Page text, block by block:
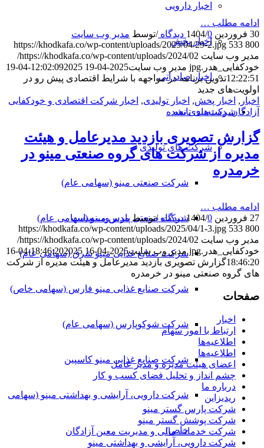
اخبار دارویی
اخبار پخش
اخبار صادراتی
شرکت‌های تابعه
شرکت های تولیدی
شرکت صنعتی مینو (سهامی عام)
شرکت صنعتی پارس مینو (سهامی عام)
شرکت صنایع غذایی مینو شرق (سهامی عام)
شرکت صنایع غذایی مینو فارس (سهامی خاص)
شرکت شوکوپارس (سهامی عام)
شرکت صنایع غذایی مینو کاسپین
شرکت دارویی، آرایشی و بهداشتی مینو (سهامی
خاص)
ادامه مطلب …
30 فروردین 1404
/0 دیدگاه /توسط مدیر وب سایت
https://khodkafa.co/wp-content/uploads/2025/04/29-2.jpg 533 800
مدیر وب سایت
https://khodkafa.co/wp-content/uploads/2024/02/
خودکفایی_هدر.jpg
مدیر وب سایت2025-04-19 12:02:09
2025-04-19
12:22:51تدوین برنامه در مواجهه با شرایط اقتصادی پیش رو ‌در
اولویت‌های جدید
اخبار , اخبار پخش, اخبار تولیدی, اخبار شرکت اقتصادی و خودکفایی
آزادگان,دسته‌بندی نشده
گزارش تصویری بازدید مدیرعامل و هیئت
مدیره از شرکت های گروه صنعتی مینو در
خرمدره
ادامه مطلب …
27 فروردین 1404
/0 دیدگاه /توسط مدیر وب سایت
https://khodkafa.co/wp-content/uploads/2025/04/1-3.jpg 533 800
مدیر وب سایت
https://khodkafa.co/wp-content/uploads/2024/02/
خودکفایی_هدر.jpg
مدیر وب سایت2025-04-16 18:46:20
2025-04-16
18:46:20گزارش تصویری بازدید مدیرعامل و هیئت مدیره از شرکت
های گروه صنعتی مینو در خرمدره
صفحات
اخبار
ارتباط با امور سهام
اطلاعیه‌ها
اطلاعیه‌ها
اعضای هیئت مدیره و مدیر عامل
چشم انداز و تحلیل فضای کسب و کار
درباره ما
ریدیزاین
شرکت پارس گستر مینو
شرکت پوشش گستر مینو
شرکت خدمات مالی و مدیریت معین آزادگان
شرکت دارویی، آرایشی و بهداشتی مینو